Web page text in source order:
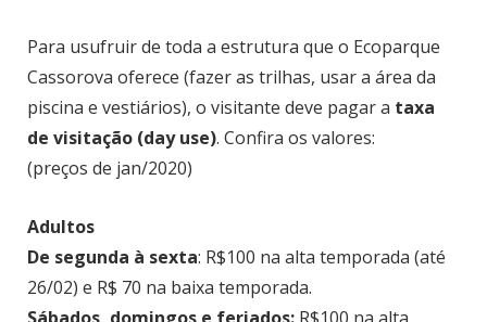
Para usufruir de toda a estrutura que o Ecoparque
Cassorova oferece (fazer as trilhas, usar a área da
piscina e vestiários), o visitante deve pagar a taxa
de visitação (day use). Confira os valores:
(preços de jan/2020)
Adultos
De segunda à sexta: R$100 na alta temporada (até
26/02) e R$ 70 na baixa temporada.